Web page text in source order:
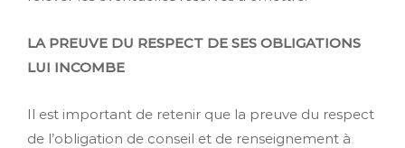
LA PREUVE DU RESPECT DE SES OBLIGATIONS
LUI INCOMBE
Il est important de retenir que la preuve du respect
de l’obligation de conseil et de renseignement à